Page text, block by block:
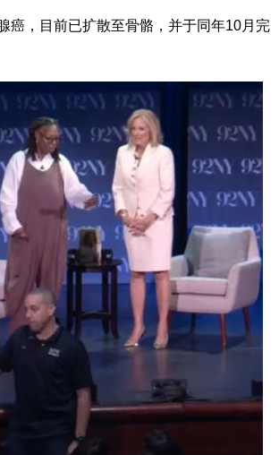
癌，目前已扩散至骨骼，并于同年10月完